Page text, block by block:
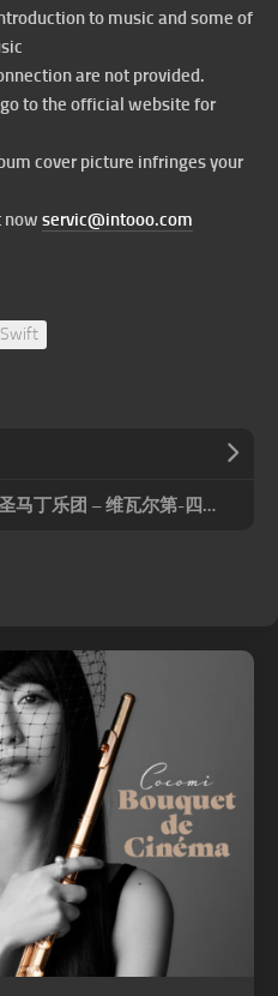
to music and some of
are not provided.
to the official website for
cover picture infringes your
now servic@intooo.com
Marriner(马里纳)指挥 – 圣马丁乐团 – 维瓦尔第-四季(Vivaldi Four Seasons) 1970